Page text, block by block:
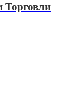
Торговли